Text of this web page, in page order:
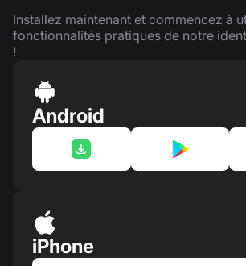
Installez maintenant et commencez à
fonctionnalités pratiques de notre
!
Android
iPhone